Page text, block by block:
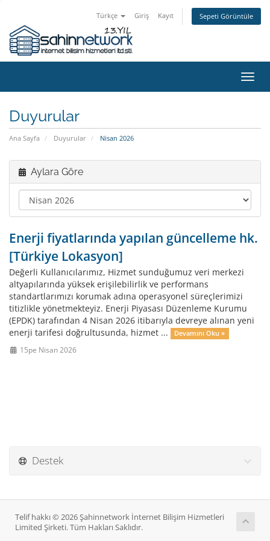
Türkçe Giriş Kayıt Sepeti Görüntüle
Duyurular
Ana Sayfa Duyurular Nisan 2026
Aylara Göre
Enerji fiyatlarında yapılan güncelleme hk.
[Türkiye Lokasyon]
Değerli Kullanıcılarımız, Hizmet sunduğumuz veri merkezi
altyapılarında yüksek erişilebilirlik ve performans
standartlarımızı korumak adına operasyonel süreçlerimizi
titizlikle yönetmekteyiz. Enerji Piyasası Düzenleme Kurumu
(EPDK) tarafından 4 Nisan 2026 itibarıyla devreye alınan yeni
enerji tarifesi doğrultusunda, hizmet ...
Devamını Oku »
15pe Nisan 2026
Destek
Telif hakkı © 2026 Şahinnetwork İnternet Bilişim Hizmetleri
Limited Şirketi. Tüm Hakları Saklıdır.